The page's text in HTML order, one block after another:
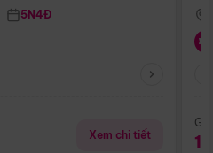
5N4Đ
Xem chi tiết